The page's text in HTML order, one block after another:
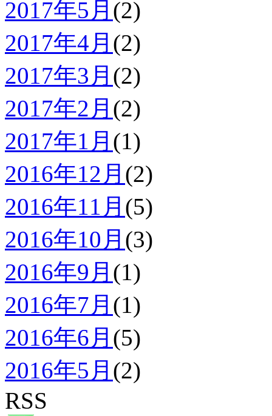
2017年5月 (2)
2017年4月 (2)
2017年3月 (2)
2017年2月 (2)
2017年1月 (1)
2016年12月 (2)
2016年11月 (5)
2016年10月 (3)
2016年9月 (1)
2016年7月 (1)
2016年6月 (5)
2016年5月 (2)
RSS